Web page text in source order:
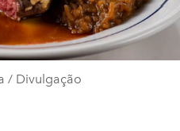
/ Divulgação